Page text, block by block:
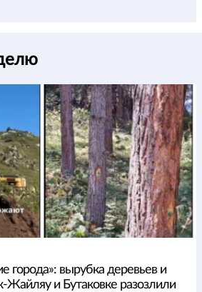
города»: вырубка деревьев и
Жайляу и Бутаковке разозлили